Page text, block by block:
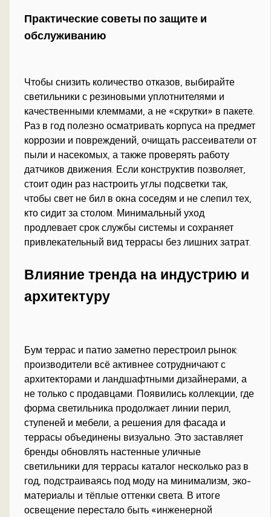
Практические советы по защите и
обслуживанию
Чтобы снизить количество отказов, выбирайте
светильники с резиновыми уплотнителями и
качественными клеммами, а не «скрутки» в пакете.
Раз в год полезно осматривать корпуса на предмет
коррозии и повреждений, очищать рассеиватели от
пыли и насекомых, а также проверять работу
датчиков движения. Если конструктив позволяет,
стоит один раз настроить углы подсветки так,
чтобы свет не бил в окна соседям и не слепил тех,
кто сидит за столом. Минимальный уход
продлевает срок службы системы и сохраняет
привлекательный вид террасы без лишних затрат.
Влияние тренда на индустрию и
архитектуру
Бум террас и патио заметно перестроил рынок:
производители всё активнее сотрудничают с
архитекторами и ландшафтными дизайнерами, а
не только с продавцами. Появились коллекции, где
форма светильника продолжает линии перил,
ступеней и мебели, а решения для фасада и
террасы объединены визуально. Это заставляет
бренды обновлять настенные уличные
светильники для террасы каталог несколько раз в
год, подстраиваясь под моду на минимализм, эко-
материалы и тёплые оттенки света. В итоге
освещение перестало быть «инженерной